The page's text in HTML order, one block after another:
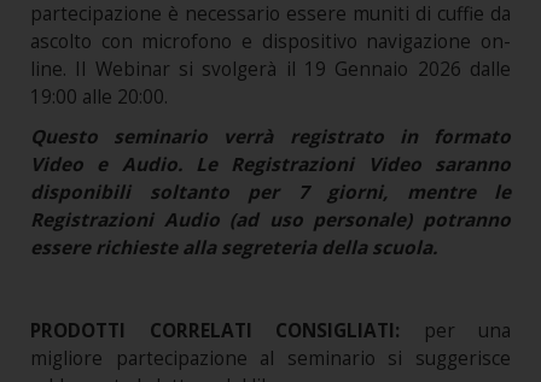
partecipazione è necessario essere muniti di cuffie da
ascolto con microfono e dispositivo navigazione on-
line. Il Webinar si svolgerà il 19 Gennaio 2026 dalle
19:00 alle 20:00.
Questo seminario verrà registrato in formato
Video e Audio. Le Registrazioni Video saranno
disponibili soltanto per 7 giorni, mentre le
Registrazioni Audio (ad uso personale) potranno
essere richieste alla segreteria della scuola.
PRODOTTI CORRELATI CONSIGLIATI:
per una
migliore partecipazione al seminario si suggerisce